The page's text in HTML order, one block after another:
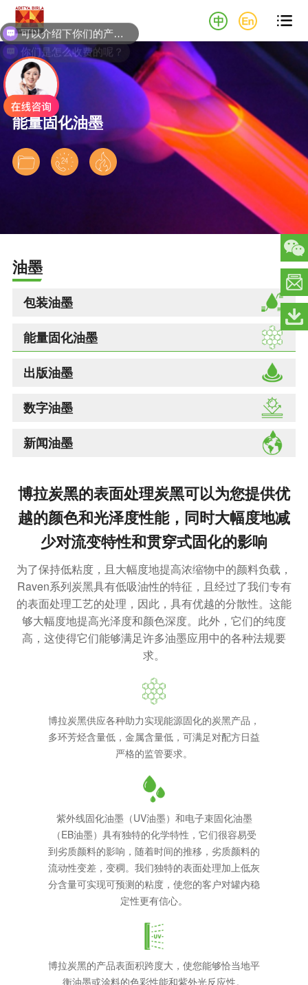

能量固化油墨
油墨
包装油墨
能量固化油墨
出版油墨
数字油墨
新闻油墨
博拉炭黑的表面处理炭黑可以为您提供优
越的颜色和光泽度性能，同时大幅度地减
少对流变特性和贯穿式固化的影响
为了保持低粘度，且大幅度地提高浓缩物中的颜料负载，
Raven系列炭黑具有低吸油性的特征，且经过了我们专有
的表面处理工艺的处理，因此，具有优越的分散性。这能
够大幅度地提高光泽度和颜色深度。此外，它们的纯度
高，这使得它们能够满足许多油墨应用中的各种法规要
求。
博拉炭黑供应各种助力实现能源固化的炭黑产品，
多环芳烃含量低，金属含量低，可满足对配方日益
严格的监管要求。
紫外线固化油墨（UV油墨）和电子束固化油墨
（EB油墨）具有独特的化学特性，它们很容易受
到劣质颜料的影响，随着时间的推移，劣质颜料的
流动性变差，变稠。我们独特的表面处理加上低灰
分含量可实现可预测的粘度，使您的客户对罐内稳
定性更有信心。
博拉炭黑的产品表面积跨度大，使您能够恰当地平
衡油墨或涂料的色彩性能和紫外光反应性。
你们是怎么收费的呢？